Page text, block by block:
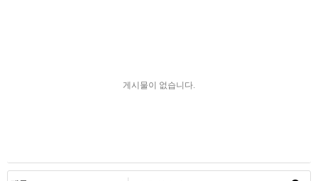
게시물이 없습니다.